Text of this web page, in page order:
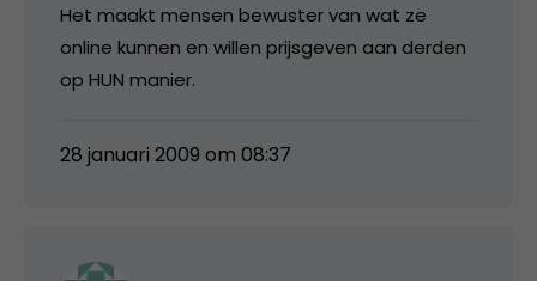
Het maakt mensen bewuster van wat ze
online kunnen en willen prijsgeven aan derden
op HUN manier.
28 januari 2009 om 08:37